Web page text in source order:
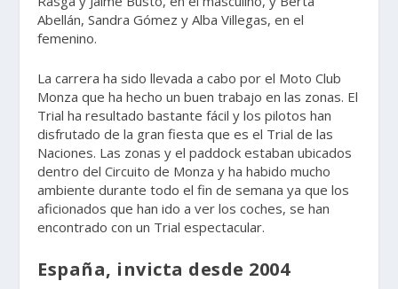
Abellán, Sandra Gómez y Alba Villegas, en el
femenino.
La carrera ha sido llevada a cabo por el Moto Club
Monza que ha hecho un buen trabajo en las zonas. El
Trial ha resultado bastante fácil y los pilotos han
disfrutado de la gran fiesta que es el Trial de las
Naciones. Las zonas y el paddock estaban ubicados
dentro del Circuito de Monza y ha habido mucho
ambiente durante todo el fin de semana ya que los
aficionados que han ido a ver los coches, se han
encontrado con un Trial espectacular.
España, invicta desde 2004